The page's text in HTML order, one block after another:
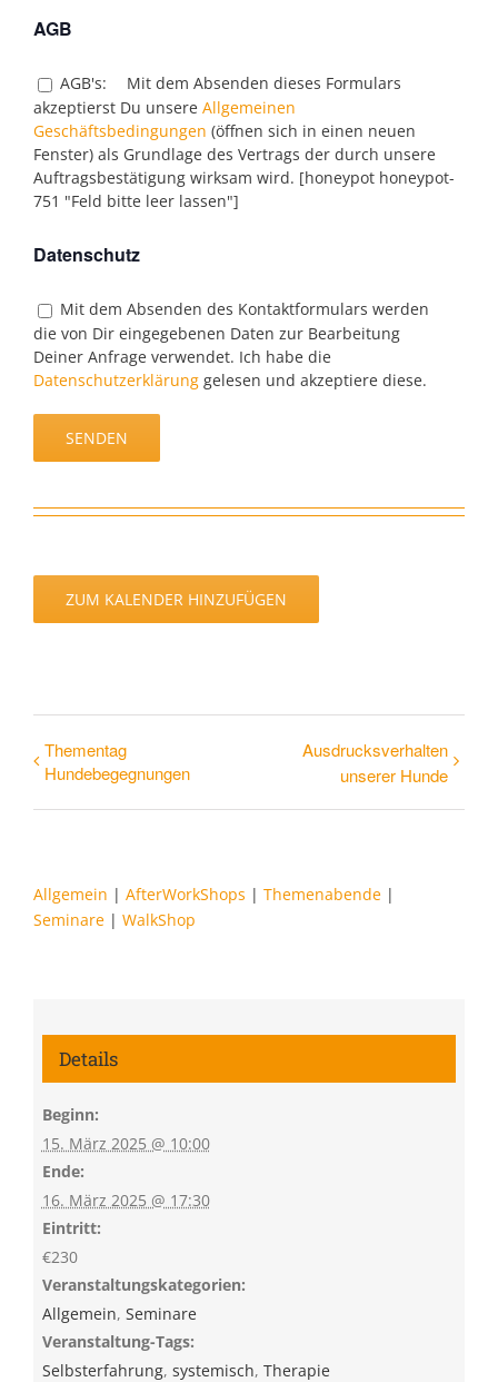
AGB
AGB's:
Mit dem Absenden dieses Formulars
akzeptierst Du unsere Allgemeinen
Geschäftsbedingungen (öffnen sich in einen neuen
Fenster) als Grundlage des Vertrags der durch unsere
Auftragsbestätigung wirksam wird. [honeypot honeypot-
751 "Feld bitte leer lassen"]
Datenschutz
Mit dem Absenden des Kontaktformulars werden
die von Dir eingegebenen Daten zur Bearbeitung
Deiner Anfrage verwendet. Ich habe die
Datenschutzerklärung gelesen und akzeptiere diese.
ZUM KALENDER HINZUFÜGEN
Thementag
Hundebegegnungen
Ausdrucksverhalten
unserer Hunde
Allgemein | AfterWorkShops | Themenabende |
Seminare | WalkShop
Details
Beginn:
15. März 2025 @ 10:00
Ende:
16. März 2025 @ 17:30
Eintritt:
€230
Veranstaltungskategorien:
Allgemein, Seminare
Veranstaltung-Tags:
Selbsterfahrung, systemisch, Therapie